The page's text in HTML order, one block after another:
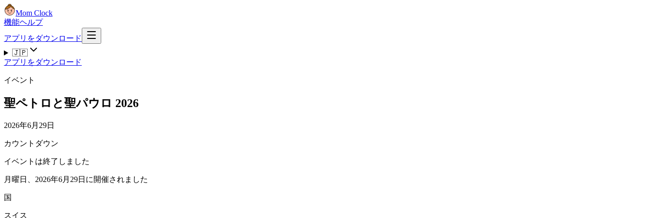
Mom Clock
機能ヘルプ
アプリをダウンロード
🇯🇵
アプリをダウンロード
イベント
聖ペトロと聖パウロ 2026
2026年6月29日
カウントダウン
イベントは終了しました
月曜日、2026年6月29日に開催されました
国
スイス